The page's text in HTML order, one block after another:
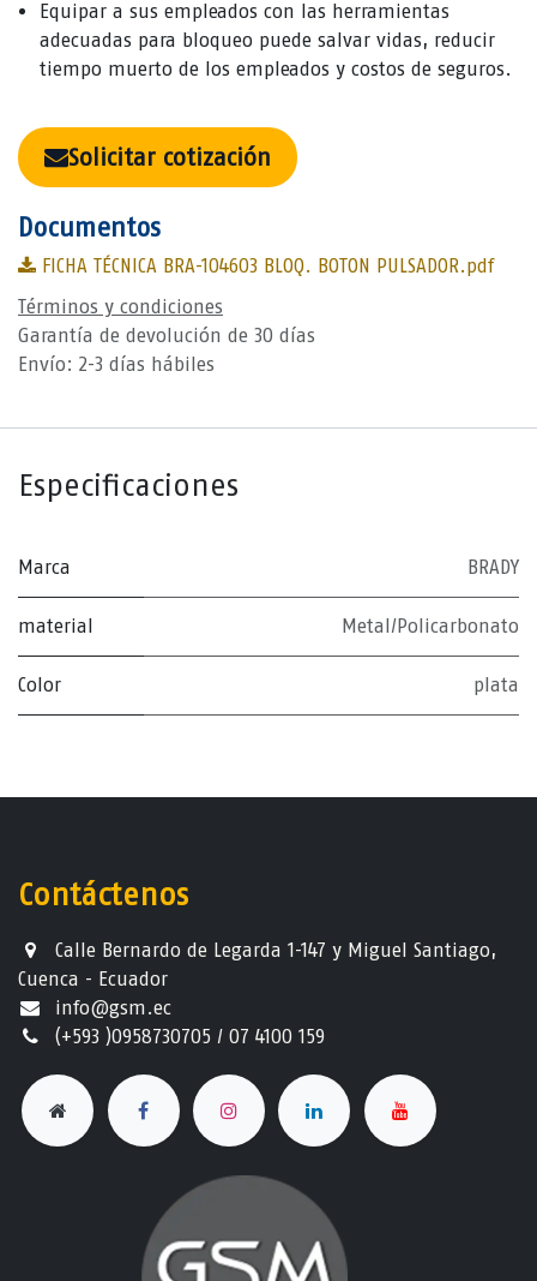
Equipar a sus empleados con las herramientas
adecuadas para bloqueo puede salvar vidas, reducir
tiempo muerto de los empleados y costos de seguros.
Solicitar cotización
Documentos
FICHA TÉCNICA BRA-104603 BLOQ. BOTON PULSADOR.pdf
Términos y condiciones
Garantía de devolución de 30 días
Envío: 2-3 días hábiles
Especificaciones
Marca BRADY
material Metal/Policarbonato
Color plata
Contáctenos
Calle Bernardo de Legarda 1-147 y Miguel Santiago,
Cuenca - Ecuador
info@gsm.ec​
(+593 )0958730705 / 07 4100 159